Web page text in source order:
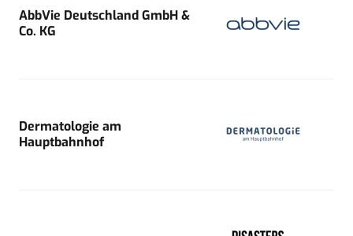
AbbVie Deutschland GmbH &
Co. KG
Dermatologie am
Hauptbahnhof